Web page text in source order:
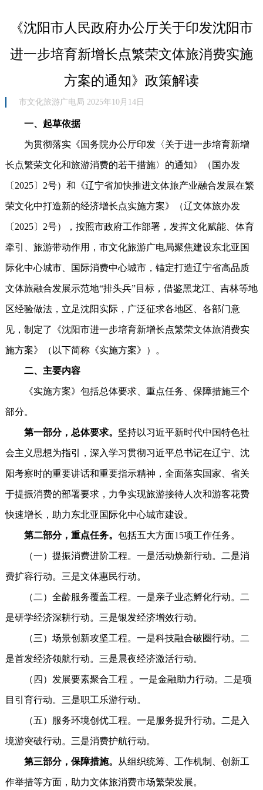
《沈阳市人民政府办公厅关于印发沈阳市
进一步培育新增长点繁荣文体旅消费实施
方案的通知》政策解读
市文化旅游广电局 2025年10月14日
一、起草依据
为贯彻落实《国务院办公厅印发〈关于进一步培育新增
长点繁荣文化和旅游消费的若干措施〉的通知》（国办发
〔2025〕2号）和《辽宁省加快推进文体旅产业融合发展在繁
荣文化中打造新的经济增长点实施方案》（辽文体旅办发
〔2025〕2号），按照市政府工作部署，发挥文化赋能、体育
牵引、旅游带动作用，市文化旅游广电局聚焦建设东北亚国
际化中心城市、国际消费中心城市，锚定打造辽宁省高品质
文体旅融合发展示范地“排头兵”目标，借鉴黑龙江、吉林等地
区经验做法，立足沈阳实际，广泛征求各地区、各部门意
见，制定了《沈阳市进一步培育新增长点繁荣文体旅消费实
施方案》（以下简称《实施方案》）。
二、主要内容
《实施方案》包括总体要求、重点任务、保障措施三个
部分。
第一部分，总体要求。 坚持以习近平新时代中国特色社
会主义思想为指引，深入学习贯彻习近平总书记在辽宁、沈
阳考察时的重要讲话和重要指示精神，全面落实国家、省关
于提振消费的部署要求，力争实现旅游接待人次和游客花费
快速增长，助力东北亚国际化中心城市建设。
第二部分，重点任务。 包括五大方面15项工作任务。
（一）提振消费进阶工程。一是活动焕新行动。二是消
费扩容行动。三是文体惠民行动。
（二）全龄服务覆盖工程。一是亲子业态孵化行动。二
是研学经济深耕行动。三是银发经济增效行动。
（三）场景创新攻坚工程。一是科技融合破圈行动。二
是首发经济领航行动。三是晨夜经济激活行动。
（四）发展要素聚合工程 。一是金融助力行动。二是项
目引育行动。三是职工乐游行动。
（五）服务环境创优工程。一是服务提升行动。二是入
境游突破行动。三是消费护航行动。
第三部分，保障措施。 从组织统筹、工作机制、创新工
作举措等方面，助力文体旅消费市场繁荣发展。